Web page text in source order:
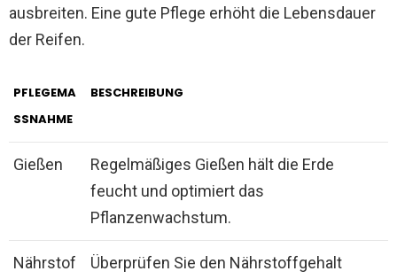
ausbreiten. Eine gute Pflege erhöht die Lebensdauer
der Reifen.
PFLEGEMA
SSNAHME
BESCHREIBUNG
Gießen
Regelmäßiges Gießen hält die Erde
feucht und optimiert das
Pflanzenwachstum.
Nährstof
Überprüfen Sie den Nährstoffgehalt